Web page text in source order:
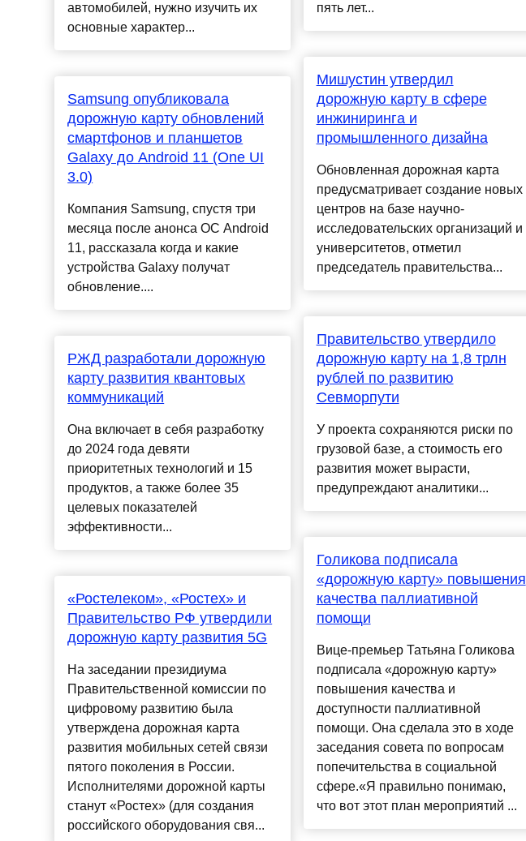
автомобилей, нужно изучить их
основные характер...
Samsung опубликовала
дорожную карту обновлений
смартфонов и планшетов
Galaxy до Android 11 (One UI
3.0)
Компания Samsung, спустя три
месяца после анонса ОС Android
11, рассказала когда и какие
устройства Galaxy получат
обновление....
РЖД разработали дорожную
карту развития квантовых
коммуникаций
Она включает в себя разработку
до 2024 года девяти
приоритетных технологий и 15
продуктов, а также более 35
целевых показателей
эффективности...
«Ростелеком», «Ростех» и
Правительство РФ утвердили
дорожную карту развития 5G
На заседании президиума
Правительственной комиссии по
цифровому развитию была
утверждена дорожная карта
развития мобильных сетей связи
пятого поколения в России.
Исполнителями дорожной карты
станут «Ростех» (для создания
российского оборудования свя...
пять лет...
Мишустин утвердил
дорожную карту в сфере
инжиниринга и
промышленного дизайна
Обновленная дорожная карта
предусматривает создание новых
центров на базе научно-
исследовательских организаций и
университетов, отметил
председатель правительства...
Правительство утвердило
дорожную карту на 1,8 трлн
рублей по развитию
Севморпути
У проекта сохраняются риски по
грузовой базе, а стоимость его
развития может вырасти,
предупреждают аналитики...
Голикова подписала
«дорожную карту» повышения
качества паллиативной
помощи
Вице-премьер Татьяна Голикова
подписала «дорожную карту»
повышения качества и
доступности паллиативной
помощи. Она сделала это в ходе
заседания совета по вопросам
попечительства в социальной
сфере.«Я правильно понимаю,
что вот этот план мероприятий ...